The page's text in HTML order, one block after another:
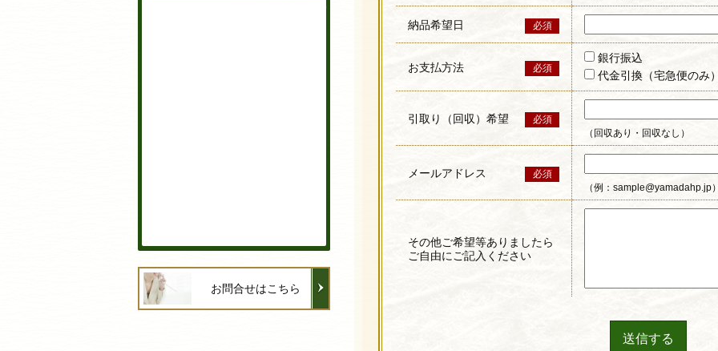
納品希望日 必須
お支払方法 必須
銀行振込
代金引換（宅急便のみ
引取り（回収）希望
必須
（回収あり・回収なし）
メールアドレス
必須
（例：sample@yamadahp.jp
その他ご希望等ありましたら
ご自由にご記入ください
お問合せはこちら